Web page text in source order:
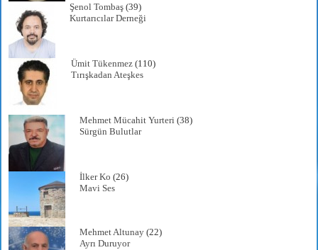
Şenol Tombaş (39)
Kurtarıcılar Derneği
Ümit Tükenmez (110)
Tırışkadan Ateşkes
Mehmet Mücahit Yurteri (38)
Sürgün Bulutlar
İlker Ko (26)
Mavi Ses
Mehmet Altunay (22)
Ayrı Duruyor